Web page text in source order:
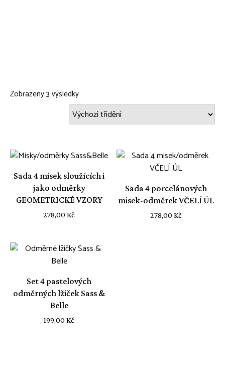
Zobrazeny 3 výsledky
Sada 4 misek sloužících i
jako odměrky
GEOMETRICKÉ VZORY
278,00Kč
Sada 4 porcelánových
misek-odměrek VČELÍ ÚL
278,00 Kč
Set 4 pastelových
odměrných lžiček Sass &
Belle
199,00Kč